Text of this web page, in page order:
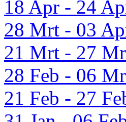
18 Apr - 24
28 Mrt - 03
21 Mrt - 27
28 Feb - 06
21 Feb - 27